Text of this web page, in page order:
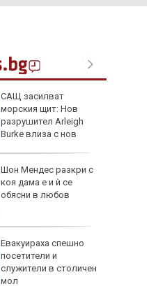
САЩ засилват
морския щит: Нов
разрушител Arleigh
Burke влиза с нов
Шон Мендес разкри с
коя дама е и ѝ се
обясни в любов
Евакуираха спешно
посетители и
служители в столичен
мол